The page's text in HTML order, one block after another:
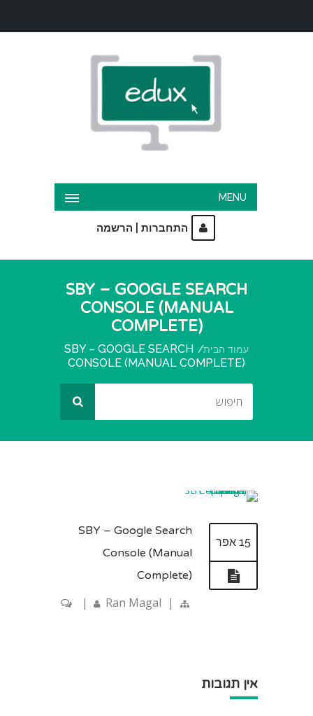
MENU
התחברות הרשמה
SBY – GOOGLE SEARCH
CONSOLE (MANUAL
COMPLETE)
עמוד הבית
SBY – GOOGLE SEARCH
CONSOLE (MANUAL COMPLETE)
15 אפר
SBY – Google Search
Console (Manual
Complete)
Ran Magal |
|
אין תגובות